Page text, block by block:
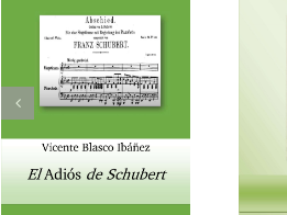
Vicente Blasco Ibáñez,
Hugo de Moncada